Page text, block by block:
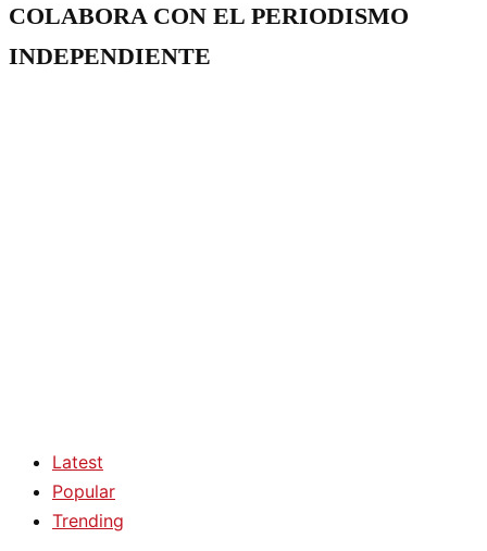
COLABORA CON EL PERIODISMO
INDEPENDIENTE
Latest
Popular
Trending